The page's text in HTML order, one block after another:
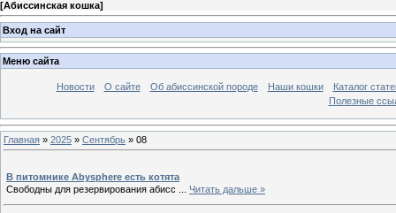
[Абиссинская кошка]
Вход на сайт
Меню сайта
Новости О сайте Об абиссинской породе Наши кошки
Каталог
Полезные
Главная » 2025 » Сентябрь » 08
В питомнике Abysphere есть котята
Свободны для резервирования абисс
Читать дальше »